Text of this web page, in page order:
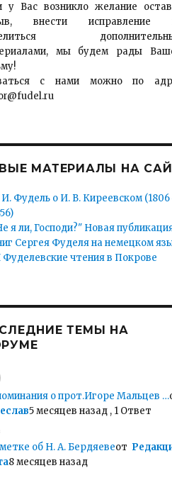
у Вас возникло желание
внести исправление
мы будем рады
с нами можно по
МАТЕРИАЛЫ НА
И. Фудель о И. В. Киреевском (1806
я ли, Господи?" Новая
Сергея Фуделя на немецком
Фуделевские чтения в Покрове
ТЕМЫ НА
о прот.Игоре Мальцев …
5 месяцев назад , 1 Ответ
об Н. А. Бердяевеот
8 месяцев назад